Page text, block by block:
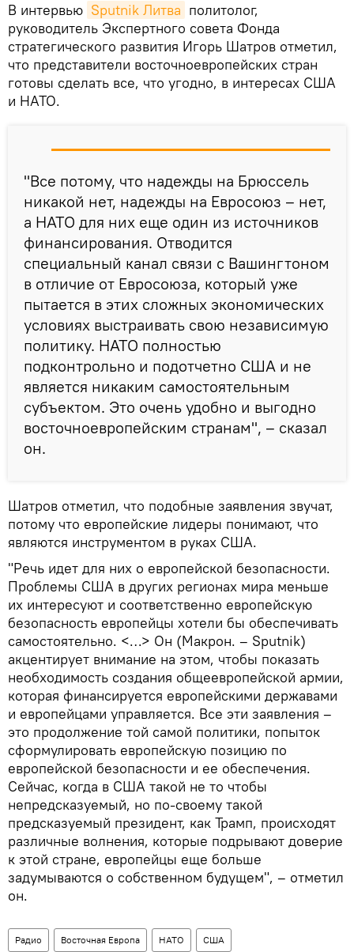
В интервью Sputnik Литва политолог,
руководитель Экспертного совета Фонда
стратегического развития Игорь Шатров отметил,
что представители восточноевропейских стран
готовы сделать все, что угодно, в интересах США
и НАТО.
"Все потому, что надежды на Брюссель
никакой нет, надежды на Евросоюз – нет,
а НАТО для них еще один из источников
финансирования. Отводится
специальный канал связи с Вашингтоном
в отличие от Евросоюза, который уже
пытается в этих сложных экономических
условиях выстраивать свою независимую
политику. НАТО полностью
подконтрольно и подотчетно США и не
является никаким самостоятельным
субъектом. Это очень удобно и выгодно
восточноевропейским странам", – сказал
он.
Шатров отметил, что подобные заявления звучат,
потому что европейские лидеры понимают, что
являются инструментом в руках США.
"Речь идет для них о европейской безопасности.
Проблемы США в других регионах мира меньше
их интересуют и соответственно европейскую
безопасность европейцы хотели бы обеспечивать
самостоятельно. <…> Он (Макрон. – Sputnik)
акцентирует внимание на этом, чтобы показать
необходимость создания общеевропейской армии,
которая финансируется европейскими державами
и европейцами управляется. Все эти заявления –
это продолжение той самой политики, попыток
сформулировать европейскую позицию по
европейской безопасности и ее обеспечения.
Сейчас, когда в США такой не то чтобы
непредсказуемый, но по-своему такой
предсказуемый президент, как Трамп, происходят
различные волнения, которые подрывают доверие
к этой стране, европейцы еще больше
задумываются о собственном будущем", – отметил
он.
Радио Восточная Европа НАТО США